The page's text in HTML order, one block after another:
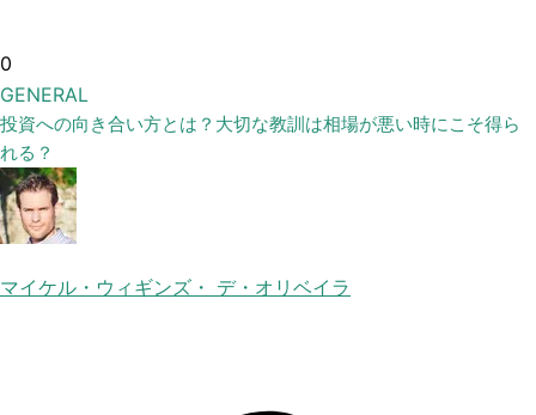
0
GENERAL
投資への向き合い方とは？大切な教訓は相場が悪い時にこそ得ら
れる？
マイケル・ウィギンズ・ デ・オリベイラ